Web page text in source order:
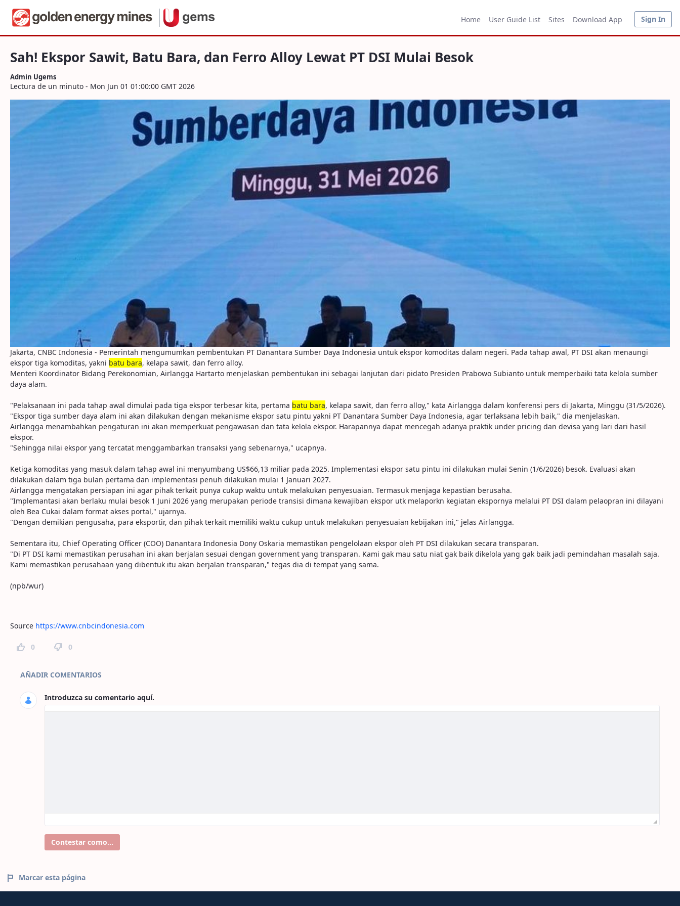
Navegación
Saltar al contenido
Sah! Ekspor Sawit, Batu Bara, dan Ferro Alloy Lewat PT DSI Mulai Besok
Home User Guide List Sites Download App Sign In
Sah! Ekspor Sawit, Batu Bara, dan Ferro Alloy Lewat PT DSI Mulai Besok
Admin Ugems
Lectura de un minuto - Mon Jun 01 01:00:00 GMT 2026
Jakarta, CNBC Indonesia - Pemerintah mengumumkan pembentukan PT Danantara Sumber Daya Indonesia untuk ekspor komoditas dalam negeri. Pada tahap awal, PT DSI akan menaungi
ekspor tiga komoditas, yakni batu bara, kelapa sawit, dan ferro alloy.
Menteri Koordinator Bidang Perekonomian, Airlangga Hartarto menjelaskan pembentukan ini sebagai lanjutan dari pidato Presiden Prabowo Subianto untuk memperbaiki tata kelola sumber
daya alam.
"Pelaksanaan ini pada tahap awal dimulai pada tiga ekspor terbesar kita, pertama batu bara, kelapa sawit, dan ferro alloy," kata Airlangga dalam konferensi pers di Jakarta, Minggu (31/5/2026).
"Ekspor tiga sumber daya alam ini akan dilakukan dengan mekanisme ekspor satu pintu yakni PT Danantara Sumber Daya Indonesia, agar terlaksana lebih baik," dia menjelaskan.
Airlangga menambahkan pengaturan ini akan memperkuat pengawasan dan tata kelola ekspor. Harapannya dapat mencegah adanya praktik under pricing dan devisa yang lari dari hasil
ekspor.
"Sehingga nilai ekspor yang tercatat menggambarkan transaksi yang sebenarnya," ucapnya.
Ketiga komoditas yang masuk dalam tahap awal ini menyumbang US$66,13 miliar pada 2025. Implementasi ekspor satu pintu ini dilakukan mulai Senin (1/6/2026) besok. Evaluasi akan
dilakukan dalam tiga bulan pertama dan implementasi penuh dilakukan mulai 1 Januari 2027.
Airlangga mengatakan persiapan ini agar pihak terkait punya cukup waktu untuk melakukan penyesuaian. Termasuk menjaga kepastian berusaha.
"Implemantasi akan berlaku mulai besok 1 Juni 2026 yang merupakan periode transisi dimana kewajiban ekspor utk melaporkn kegiatan ekspornya melalui PT DSI dalam pelaopran ini dilayani
oleh Bea Cukai dalam format akses portal," ujarnya.
"Dengan demikian pengusaha, para eksportir, dan pihak terkait memiliki waktu cukup untuk melakukan penyesuaian kebijakan ini," jelas Airlangga.
Sementara itu, Chief Operating Officer (COO) Danantara Indonesia Dony Oskaria memastikan pengelolaan ekspor oleh PT DSI dilakukan secara transparan.
"Di PT DSI kami memastikan perusahan ini akan berjalan sesuai dengan government yang transparan. Kami gak mau satu niat gak baik dikelola yang gak baik jadi pemindahan masalah saja.
Kami memastikan perusahaan yang dibentuk itu akan berjalan transparan," tegas dia di tempat yang sama.
(npb/wur)
Source https://www.cnbcindonesia.com
0 0
Comentarios de la página
AÑADIR COMENTARIOS
Introduzca su comentario aquí.
Contestar como...
Marcar esta página